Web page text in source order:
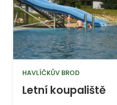
HAVLÍČKŮV BROD
Letní koupaliště